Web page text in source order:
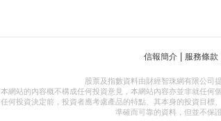
信報簡介 服務條款
股票及指數資料由財經智珠網有限公司
本網站的內容概不構成任何投資意見，本網站內容亦並非就任何
任何投資決定前，投資者應考慮產品的特點、其本身的投資目
準確而可靠的資料，但並不保